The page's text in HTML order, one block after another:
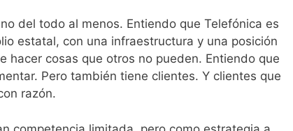
del todo al menos. Entiendo que Telefónica es
estatal, con una infraestructura y una posición
hacer cosas que otros no pueden. Entiendo que
Pero también tiene clientes. Y clientes que
razón.